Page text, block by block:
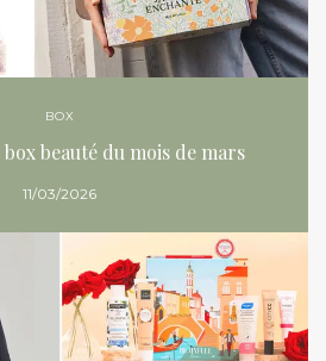
BOX
beauté du mois de mars
11/03/2026